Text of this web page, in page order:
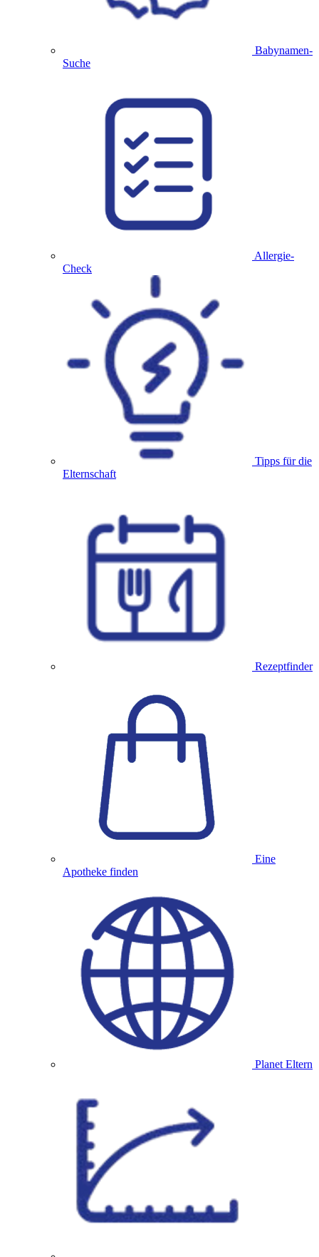
Babynamen-
Suche
Allergie-
Check
Tipps für die
Elternschaft
Rezeptfinder
Eine
Apotheke finden
Planet Eltern